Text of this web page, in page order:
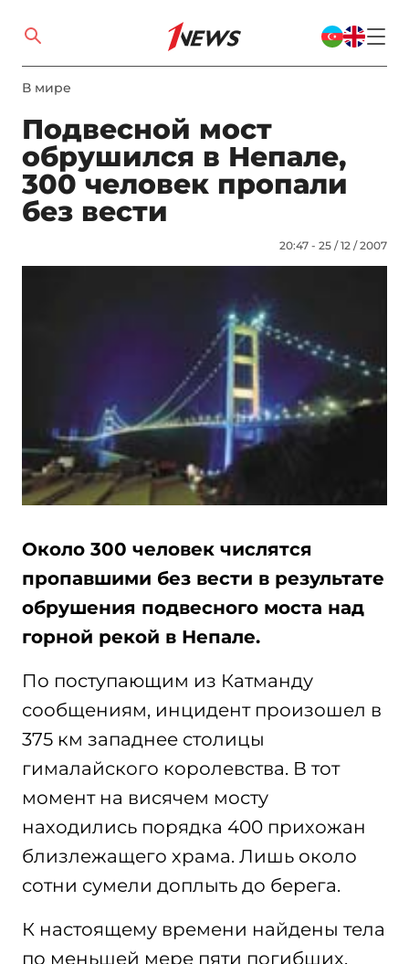
В мире
Подвесной мост
обрушился в Непале,
300 человек пропали
без вести
20:47 - 25 / 12 / 2007
Около 300 человек числятся
пропавшими без вести в результате
обрушения подвесного моста над
горной рекой в Непале.
По поступающим из Катманду
сообщениям, инцидент произошел в
375 км западнее столицы
гималайского королевства. В тот
момент на висячем мосту
находились порядка 400 прихожан
близлежащего храма. Лишь около
сотни сумели доплыть до берега.
К настоящему времени найдены тела
по меньшей мере пяти погибших.